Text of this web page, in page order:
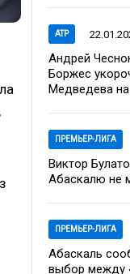
ATP
Андрей
Боржес
Медведева на
ПРЕМЬЕР-ЛИГА
Виктор
Абаскалю не
ПРЕМЬЕР-ЛИГА
Абаскаль
выбор между